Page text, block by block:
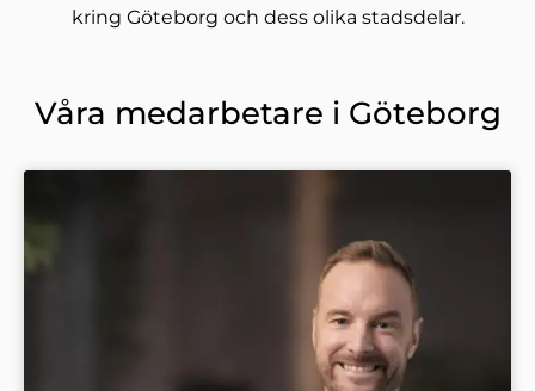
kring Göteborg och dess olika stadsdelar.
Våra medarbetare i Göteborg